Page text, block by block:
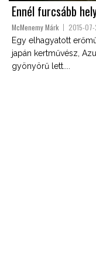
Ennél furcsább
McMenemy Márk 2015-
Egy elhagyatott
japán kertművész,
gyönyörű lett....